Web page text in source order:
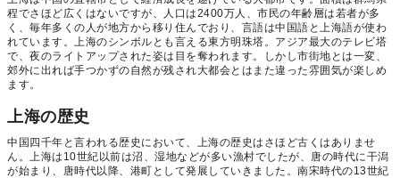
程でさほど広くはないですが、人口は2400万人、市民の年齢層は若者が多
く、毎年多くの人が地方から移り住んでおり、言語は中国語と上海語が使わ
れています。上海のシンボルとも言える東方明珠塔。アジア最大のテレビ塔
で、夜のライトアップされた姿は目を奪われます。しかし市街地とは一変、
郊外に出れば手つかずの自然が残され大都会とはまた違った雰囲気が楽しめ
ます。
上海の歴史
中国四千年と言われる歴史において、上海の歴史はさほど古くはありませ
ん。上海は10世紀以前は沼、湿地などが多い漁村でしたが、唐の時代に干潟
が始まり、唐時代以降、港町として発展していきました。南宋時代の13世紀